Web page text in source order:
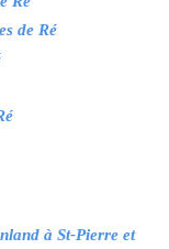
de Ré
à St-Pierre et